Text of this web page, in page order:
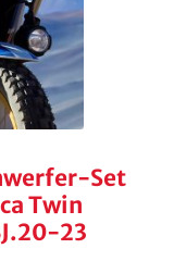
Set
Twin
23